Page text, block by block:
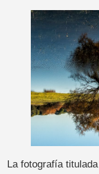
La fotografía titulada